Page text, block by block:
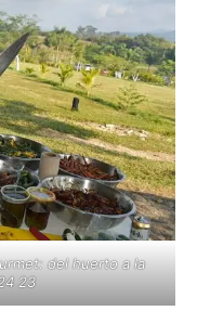
del huerto a la
23